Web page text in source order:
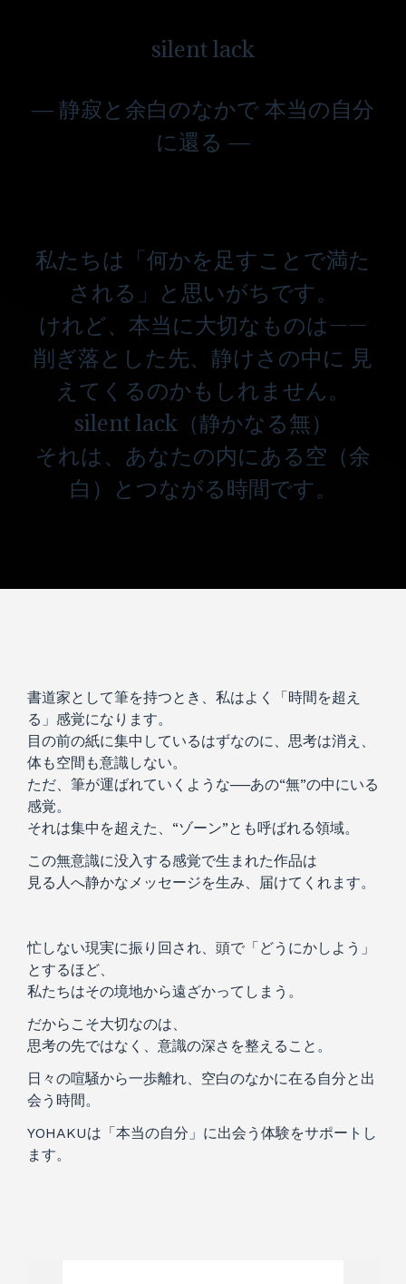
silent lack
― 静寂と余白のなかで 本当の自分
に還る ―
私たちは「何かを足すことで満た
される」と思いがちです。
けれど、本当に大切なものは——
削ぎ落とした先、静けさの中に 見
えてくるのかもしれません。
silent lack（静かなる無）
それは、あなたの内にある空（余
白）とつながる時間です。
書道家として筆を持つとき、私はよく「時間を超え
る」感覚になります。
目の前の紙に集中しているはずなのに、思考は消え、
体も空間も意識しない。
ただ、筆が運ばれていくような──あの“無”の中にいる
感覚。
それは集中を超えた、“ゾーン”とも呼ばれる領域。
この無意識に没入する感覚で生まれた作品は
見る人へ静かなメッセージを生み、届けてくれます。
忙しない現実に振り回され、頭で「どうにかしよう」
とするほど、
私たちはその境地から遠ざかってしまう。
だからこそ大切なのは、
思考の先ではなく、意識の深さを整えること。
日々の喧騒から一歩離れ、空白のなかに在る自分と出
会う時間。
YOHAKUは「本当の自分」に出会う体験をサポートし
ます。